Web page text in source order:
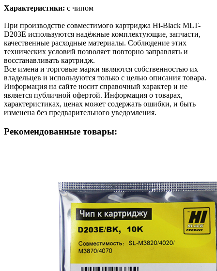
Характеристики: с чипом
При производстве совместимого картриджа Hi-Black MLT-
D203E используются надёжные комплектующие, запчасти,
качественные расходные материалы. Соблюдение этих
технических условий позволяет повторно заправлять и
восстанавливать картридж.
Все имена и торговые марки являются собственностью их
владельцев и используются только с целью описания товара.
Информация на сайте носит справочный характер и не
является публичной офертой. Информация о товарах,
характеристиках, ценах может содержать ошибки, и быть
изменена без предварительного уведомления.
Рекомендованные товары: